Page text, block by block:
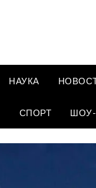
НАУКА
СПОРТ